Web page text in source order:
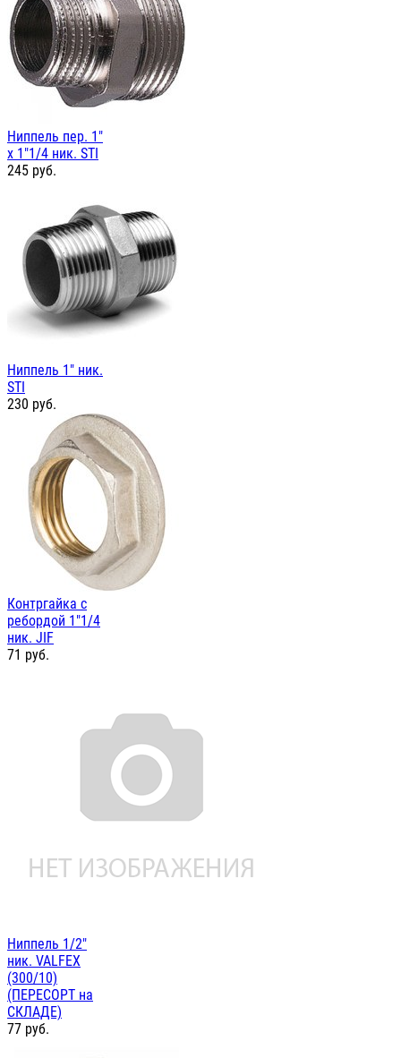
Ниппель пер. 1"
х 1"1/4 ник. STI
245 руб.
Ниппель 1" ник.
STI
230 руб.
Контргайка с
ребордой 1"1/4
ник. JIF
71 руб.
Ниппель 1/2"
ник. VALFEX
(300/10)
(ПЕРЕСОРТ на
СКЛАДЕ)
77 руб.